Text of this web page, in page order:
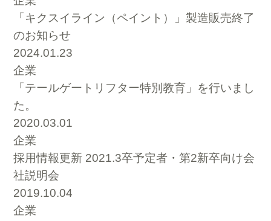
「キクスイライン（ペイント）」製造販売終了
のお知らせ
2024.01.23
企業
「テールゲートリフター特別教育」を行いまし
た。
2020.03.01
企業
採用情報更新 2021.3卒予定者・第2新卒向け会
社説明会
2019.10.04
企業